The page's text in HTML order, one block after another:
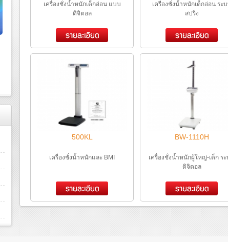
เครื่องชั่งน้ำหนักเด็กอ่อน แบบ
ดิจิตอล
เครื่องชั่งน้ำหนักเด็กอ่อน ระ
สปริง
500KL
เครื่องชั่งน้ำหนักและ BMI
BW-1110H
เครื่องชั่งน้ำหนักผู้ใหญ่-เด็ก ร
ดิจิตอล